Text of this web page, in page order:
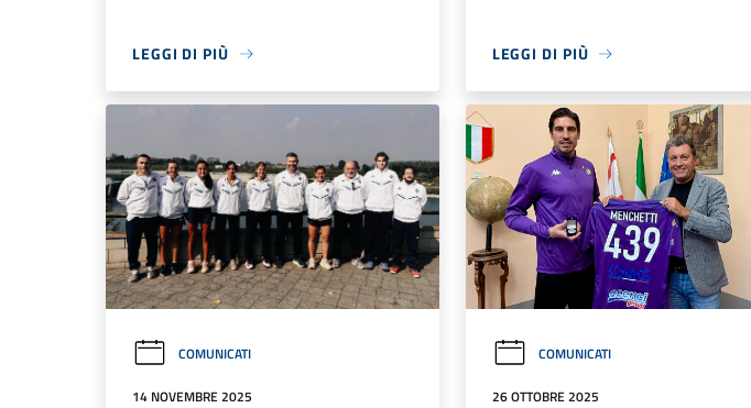
LEGGI DI PIÙ LEGGI DI PIÙ
COMUNICATI
14 NOVEMBRE 2025
COMUNICATI
26 OTTOBRE 2025